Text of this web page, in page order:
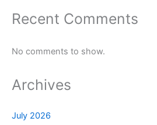
Recent Comments
No comments to show.
Archives
July 2026